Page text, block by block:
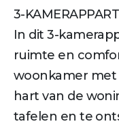
3-
In dit 3-
ruimte en
woonkamer
hart van de
tafelen en te